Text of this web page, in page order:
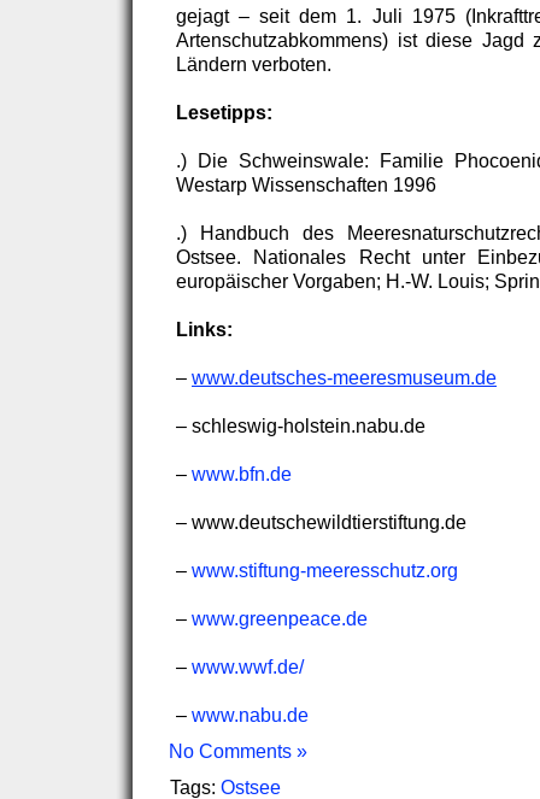
gejagt – seit dem 1. Juli 1975
Artenschutzabkommens) ist diese Jagd
Ländern verboten.
Lesetipps:
.) Die Schweinswale: Familie
Westarp Wissenschaften 1996
.) Handbuch des
Ostsee. Nationales Recht unter
europäischer Vorgaben; H.-W. Louis;
Links:
– www.deutsches-meeresmuseum.de
– schleswig-holstein.nabu.de
– www.bfn.de
– www.deutschewildtierstiftung.de
– www.stiftung-meeresschutz.org
– www.greenpeace.de
– www.wwf.de/
– www.nabu.de
No Comments »
Tags: Ostsee